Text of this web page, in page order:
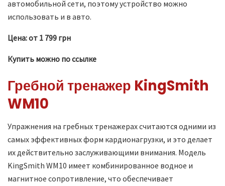
автомобильной сети, поэтому устройство можно
использовать и в авто.
Цена: от 1 799 грн
Купить можно по ссылке
Гребной тренажер KingSmith
WM10
Упражнения на гребных тренажерах считаются одними из
самых эффективных форм кардионагрузки, и это делает
их действительно заслуживающими внимания. Модель
KingSmith WM10 имеет комбинированное водное и
магнитное сопротивление, что обеспечивает